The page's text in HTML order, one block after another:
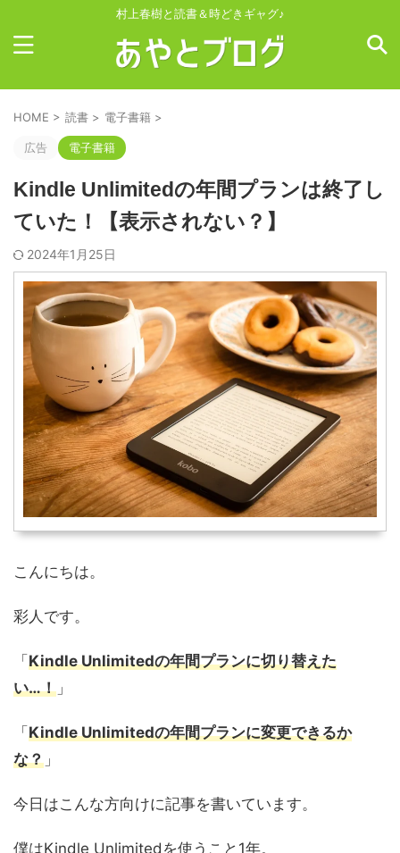
村上春樹と読書＆時どきギャグ♪
HOME > 読書 > 電子書籍 >
広告 電子書籍
Kindle Unlimitedの年間プランは終了し
ていた！【表示されない？】
2024年1月25日
こんにちは。
彩人です。
「Kindle Unlimitedの年間プランに切り替えた
い…！ 」
「Kindle Unlimitedの年間プランに変更できるか
な？ 」
今日はこんな方向けに記事を書いています。
僕はKindle Unlimitedを使うこと1年。